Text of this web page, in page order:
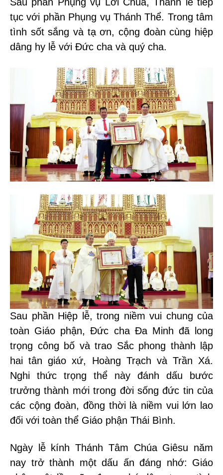
tục với phần Phụng vụ Thánh Thể. Trong tâm
tình sốt sắng và tạ ơn, cộng đoàn cùng hiệp
dâng hy lễ với Đức cha và quý cha.
Sau phần Hiệp lễ, trong niềm vui chung của
toàn Giáo phận, Đức cha Đa Minh đã long
trọng công bố và trao Sắc phong thành lập
hai tân giáo xứ, Hoàng Trạch và Trần Xá.
Nghi thức trọng thể này đánh dấu bước
trưởng thành mới trong đời sống đức tin của
các cộng đoàn, đồng thời là niềm vui lớn lao
đối với toàn thể Giáo phận Thái Bình.
Ngày lễ kính Thánh Tâm Chúa Giêsu năm
nay trở thành một dấu ấn đáng nhớ: Giáo